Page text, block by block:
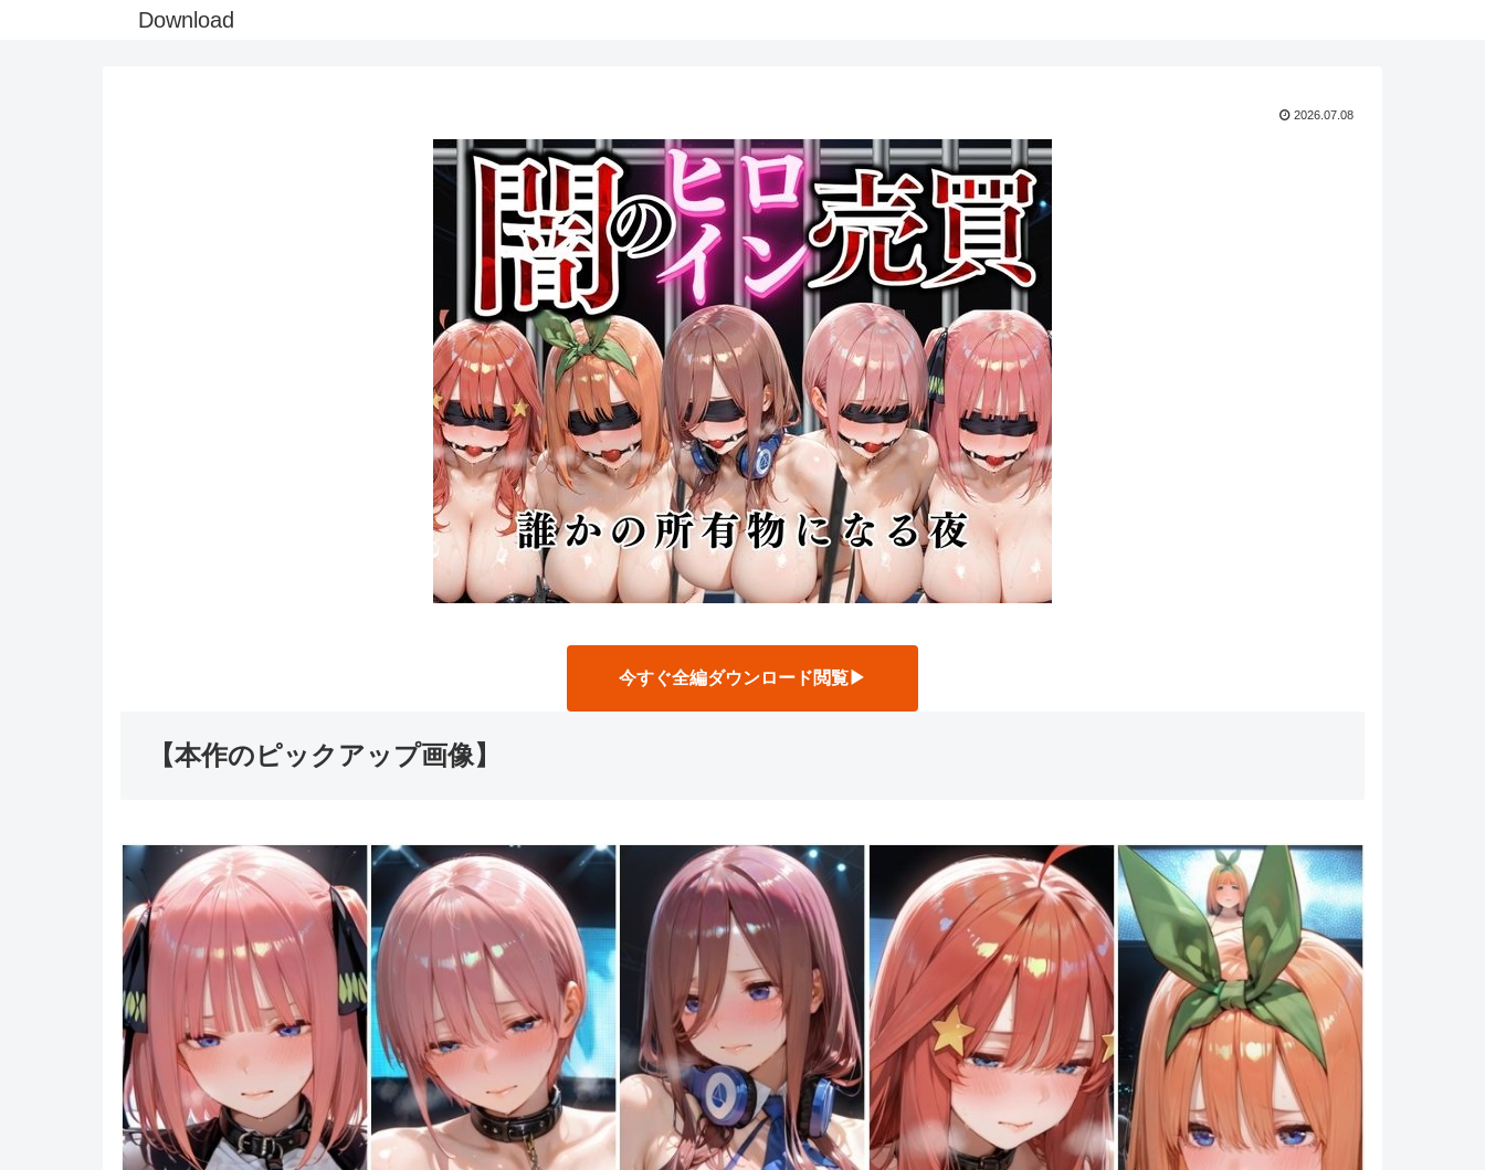
Download
2026.07.08
今すぐ全編ダウンロード閲覧▶
【本作のピックアップ画像】